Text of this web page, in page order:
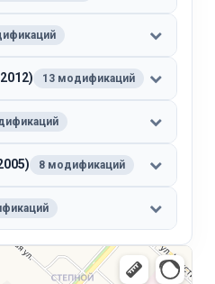
13 модификаций
8 модификаций